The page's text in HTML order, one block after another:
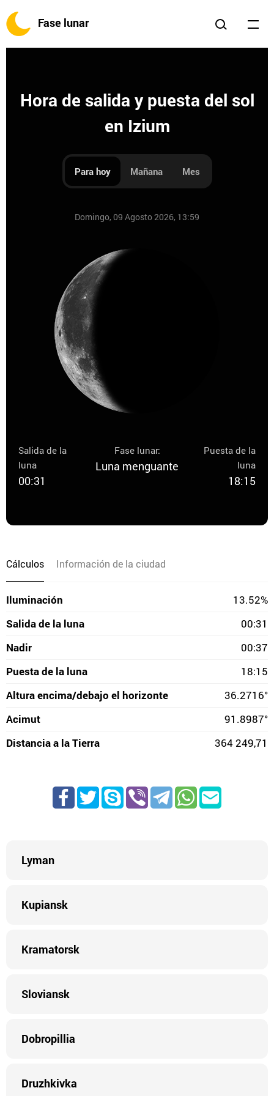
Fase lunar
Hora de salida y puesta del sol
en Izium
Para hoy Mañana Mes
Domingo, 09 Agosto 2026, 13:59
Salida de la
luna
00:31
Fase lunar:
Luna menguante
Puesta de la
luna
18:15
Cálculos Información de la ciudad
Iluminación
13.52%
Salida de la luna
00:31
Nadir
00:37
Puesta de la luna
18:15
Altura encima/debajo el horizonte
36.2716°
Acimut
91.8987°
Distancia a la Tierra
364 249,71
Lyman
Kupiansk
Kramatorsk
Sloviansk
Dobropillia
Druzhkivka